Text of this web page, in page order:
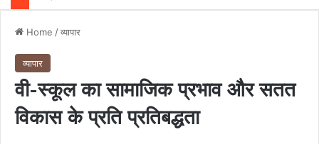
Home /व्यापार
व्यापार
वी-स्कूल का सामाजिक प्रभाव और सतत
विकास के प्रति प्रतिबद्धता